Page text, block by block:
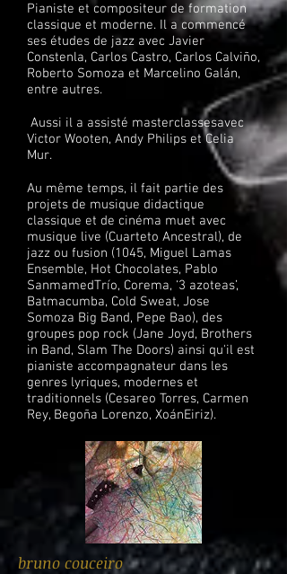
Pianiste et compositeur de formation
classique et moderne. Il a commencé
ses études de jazz avec Javier
Constenla, Carlos Castro, Carlos Calviño,
Roberto Somoza et Marcelino Galán,
entre autres.
Aussi il a assisté masterclassesavec
Victor Wooten, Andy Philips et Celia
Mur.
Au même temps, il fait partie des
projets de musique didactique
classique et de cinéma muet avec
musique live (Cuarteto Ancestral), de
jazz ou fusion (1045, Miguel Lamas
Ensemble, Hot Chocolates, Pablo
SanmamedTrío, Corema, ‘3 azoteas’,
Batmacumba, Cold Sweat, Jose
Somoza Big Band, Pepe Bao), des
groupes pop rock (Jane Joyd, Brothers
in Band, Slam The Doors) ainsi qu'il est
pianiste accompagnateur dans les
genres lyriques, modernes et
traditionnels (Cesareo Torres, Carmen
Rey, Begoña Lorenzo, XoánEiriz).
bruno couceiro